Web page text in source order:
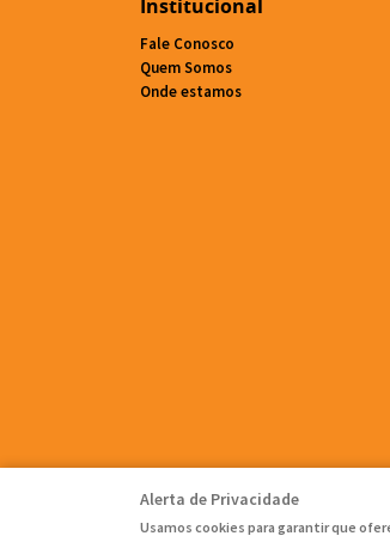
Institucional
Fale Conosco
Quem Somos
Onde estamos
Alerta de Privacidade
Usamos cookies para garantir que